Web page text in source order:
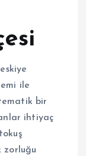
ile
bir
ihtiyaç
zorluğu